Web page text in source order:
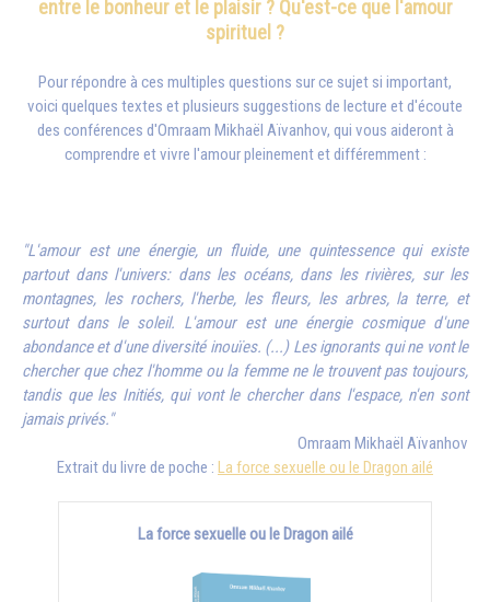
entre le bonheur et le plaisir ? Qu'est-ce que l'amour
spirituel ?
Pour répondre à ces multiples questions sur ce sujet si important,
voici quelques textes et plusieurs suggestions de lecture et d'écoute
des conférences d'Omraam Mikhaël Aïvanhov, qui vous aideront à
comprendre et vivre l'amour pleinement et différemment :
"L'amour est une énergie, un fluide, une quintessence qui existe
partout dans l'univers: dans les océans, dans les rivières, sur les
montagnes, les rochers, l'herbe, les fleurs, les arbres, la terre, et
surtout dans le soleil. L'amour est une énergie cosmique d'une
abondance et d'une diversité inouïes. (...) Les ignorants qui ne vont le
chercher que chez l'homme ou la femme ne le trouvent pas toujours,
tandis que les Initiés, qui vont le chercher dans l'espace, n'en sont
jamais privés."
Omraam Mikhaël Aïvanhov
Extrait du livre de poche : La force sexuelle ou le Dragon ailé
La force sexuelle ou le Dragon ailé